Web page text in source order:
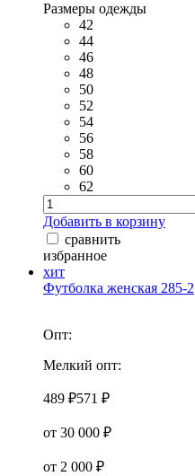
Размеры одежды
42
44
46
48
50
52
54
56
58
60
62
Добавить в корзину
сравнить
избранное
хит
Футболка женская 285-2
Опт:
Мелкий опт:
489 ₽571 ₽
от 30 000 ₽
от 2 000 ₽